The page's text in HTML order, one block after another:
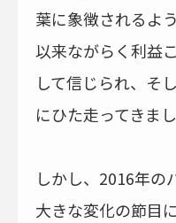
葉に象徴されるよ
以来ながらく利益
して信じられ、そ
にひた走ってきまし
しかし、2016年の
大きな変化の節目